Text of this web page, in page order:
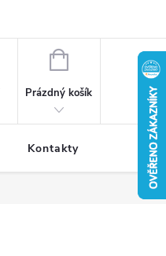
NÁKUPNÍ
Prázdný košík
Kontakty